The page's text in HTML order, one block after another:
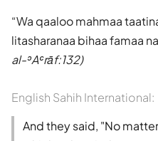
Wa qaaloo mahmaa
litasharanaa bihaa famaa
al-ʾAʿrāf:132)
English Sahih International:
And they said, "No